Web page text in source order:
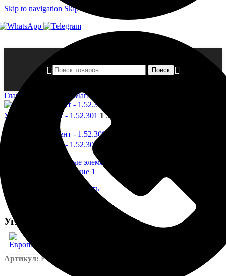
Skip to navigation Skip to main content
Поиск
Главная страница Магазин
Угловые элемент - 1.52.301 1 399,00
Назад к товарам
Угловые элемент - 1.52.308
Нажмите, чтобы увеличить
Угловые элемент — 1.52.302
Артикул: EUPL-P-1.52.302